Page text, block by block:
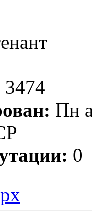
3474
Пн
0